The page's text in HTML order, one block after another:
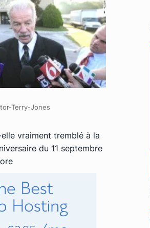
Terry-Jones
elle vraiment tremblé à la
du 11 septembre